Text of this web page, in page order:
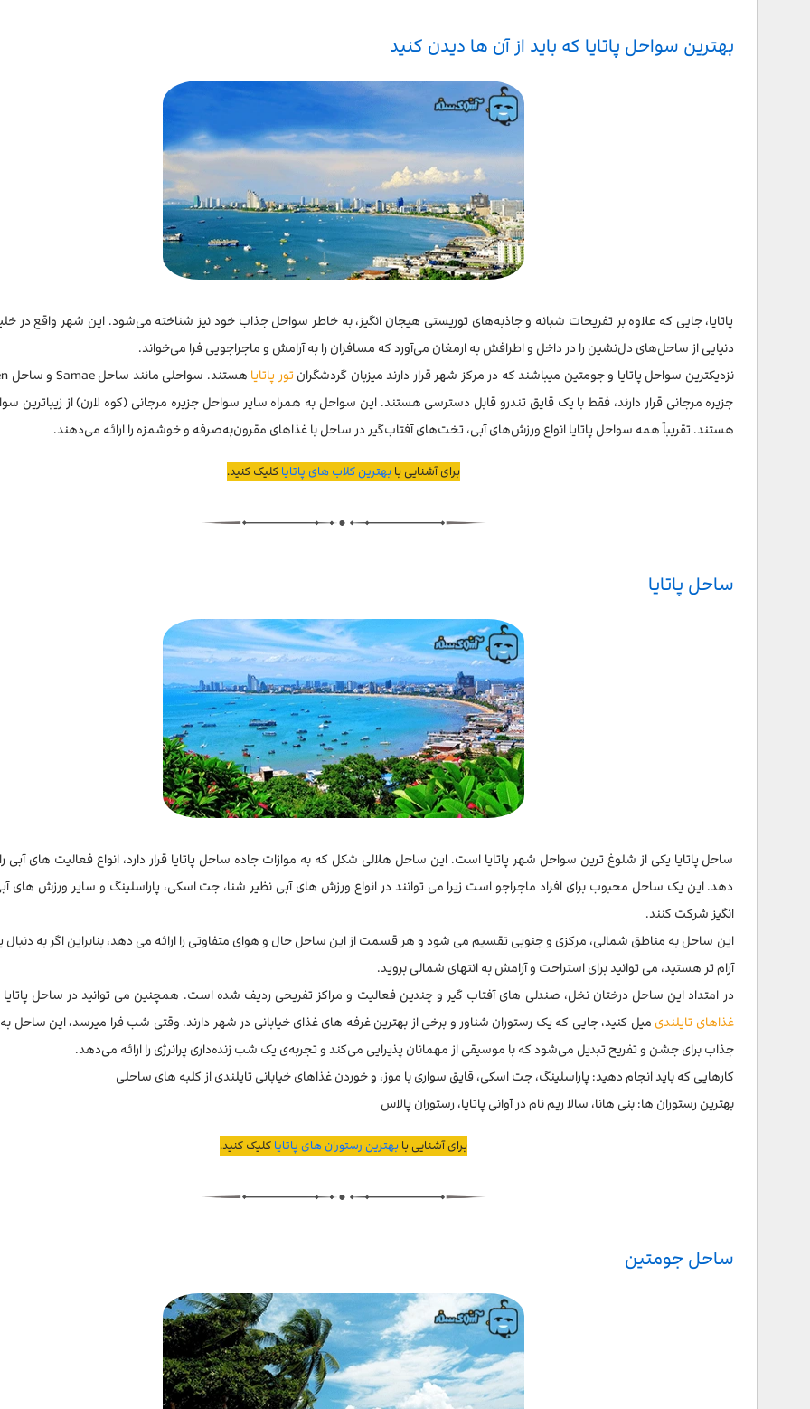
بهترین سواحل پاتایا که باید از آن ها دیدن کنید
پاتایا، جایی که علاوه بر تفریحات شبانه و جاذبه‌های توریستی هیجان انگیز، به خاطر سواحل جذاب خود نیز شناخته می‌شود. این شهر واقع در
دنیایی از ساحل‌های دل‌نشین را در داخل و اطرافش به ارمغان می‌آورد که مسافران را به آرامش و ماجراجویی فرا می‌خواند.
نزدیکترین سواحل پاتایا و جومتین میباشند که در مرکز شهر قرار دارند میزبان گردشگران تور پاتایا
جزیره مرجانی قرار دارند، فقط با یک قایق تندرو قابل دسترسی هستند. این سواحل به همراه سایر سواحل جزیره مرجانی (کوه لارن) از زیباترین
هستند. تقریباً همه سواحل پاتایا انواع ورزش‌های آبی، تخت‌های آفتاب‌گیر در ساحل با غذاهای مقرون‌به‌صرفه و خوشمزه را ارائه می‌دهند.
برای آشنایی بابهترین کلاب های پاتایاکلیک کنید.
ساحل پاتایا
ساحل پاتایا یکی از شلوغ ترین سواحل شهر پاتایا است. این ساحل هلالی شکل که به موازات جاده ساحل پاتایا قرار دارد، انواع فعالیت های آبی
دهد. این یک ساحل محبوب برای افراد ماجراجو است زیرا می توانند در انواع ورزش های آبی نظیر شنا، جت اسکی، پاراسلینگ و سایر ورزش های
انگیز شرکت کنند.
این ساحل به مناطق شمالی، مرکزی و جنوبی تقسیم می شود و هر قسمت از این ساحل حال و هوای متفاوتی را ارائه می دهد، بنابراین اگر به
آرام تر هستید، می توانید برای استراحت و آرامش به انتهای شمالی بروید.
در امتداد این ساحل درختان نخل، صندلی های آفتاب گیر و چندین فعالیت و مراکز تفریحی ردیف شده است. همچنین می توانید در ساحل پاتایا
غذاهای تایلندی میل کنید، جایی که یک رستوران شناور و برخی از بهترین غرفه های غذای خیابانی در شهر دارند. وقتی شب فرا میرسد، این ساحل
جذاب برای جشن و تفریح تبدیل می‌شود که با موسیقی از مهمانان پذیرایی می‌کند و تجربه‌ی یک شب زنده‌داری پرانرژی را ارائه می‌دهد.
کارهایی که باید انجام دهید: پاراسلینگ، جت اسکی، قایق سواری با موز، و خوردن غذاهای خیابانی تایلندی از کلبه های ساحلی
بهترین رستوران ها: بنی هانا، سالا ریم نام در آوانی پاتایا، رستوران پالاس
برای آشنایی بابهترین رستوران های پاتایاکلیک کنید.
ساحل جومتین